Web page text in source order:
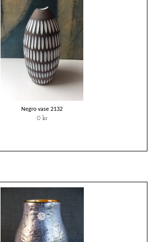
Negro vase 2132
0 kr